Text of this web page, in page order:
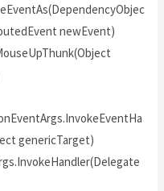
newEvent)
genericTarget)